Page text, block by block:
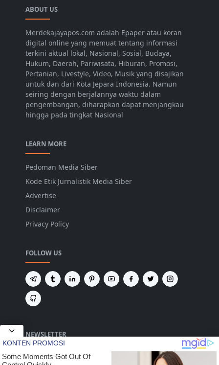
ABOUT US
Merdekajayapos.com adalah Epaper atau koran
digital online yang memuat tentang informasi
terkini aktual lokal, Nasional, Sosial, Budaya,
Hukum, Daerah, Pariwisata, Hiburan, Promosi,
Pertanian, Livestyle, Video, Musik yang disajikan
untuk dan dari Kota Jepara Indonesia. Namun
seiring dengan berjalannya waktu dalam
pengembangan, diharapkan dapat menjangkau
hingga pada tingkat Nasional
LEARN MORE
Pedoman Media Siber
Kode Etik Jurnalistik Media Siber
Advertise
Disclaimer
Privacy Policy
FOLLOW US
NEWSLETTER
Tetap terhubung untuk mendapatkan berita